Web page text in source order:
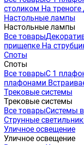
столиком На треноге
Настольные лампы
Настольные лампы
Все товары
прищепке На
Споты
Споты
Все товарыС 1
плафонами
Трековые системы
Трековые системы
Все товарыСистемы
Струнные
Уличное освещение
Уличное освещение